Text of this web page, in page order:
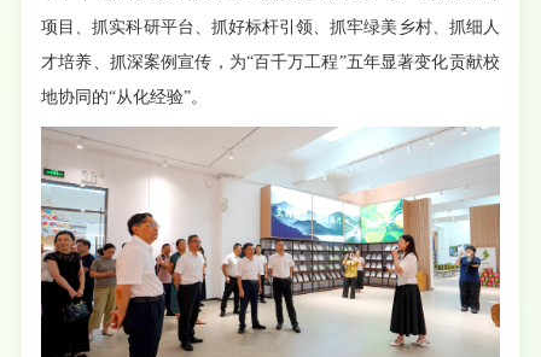
项目、抓实科研平台、抓好标杆引领、抓牢绿美乡村、抓细人
才培养、抓深案例宣传，为“百千万工程”五年显著变化贡献校
地协同的“从化经验”。